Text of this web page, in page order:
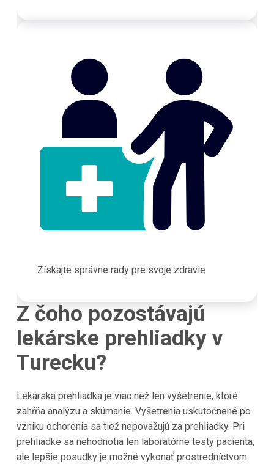
Získajte správne rady pre svoje zdravie
Z čoho pozostávajú
lekárske prehliadky v
Turecku?
Lekárska prehliadka je viac než len vyšetrenie, ktoré
zahŕňa analýzu a skúmanie. Vyšetrenia uskutočnené po
vzniku ochorenia sa tiež nepovažujú za prehliadky. Pri
prehliadke sa nehodnotia len laboratórne testy pacienta,
ale lepšie posudky je možné vykonať prostredníctvom